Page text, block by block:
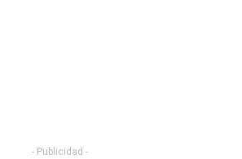
- Publicidad -